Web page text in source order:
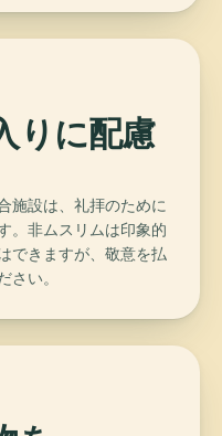
りに配慮
施設は、礼拝のために
。非ムスリムは印象的
できますが、敬意を払
い。